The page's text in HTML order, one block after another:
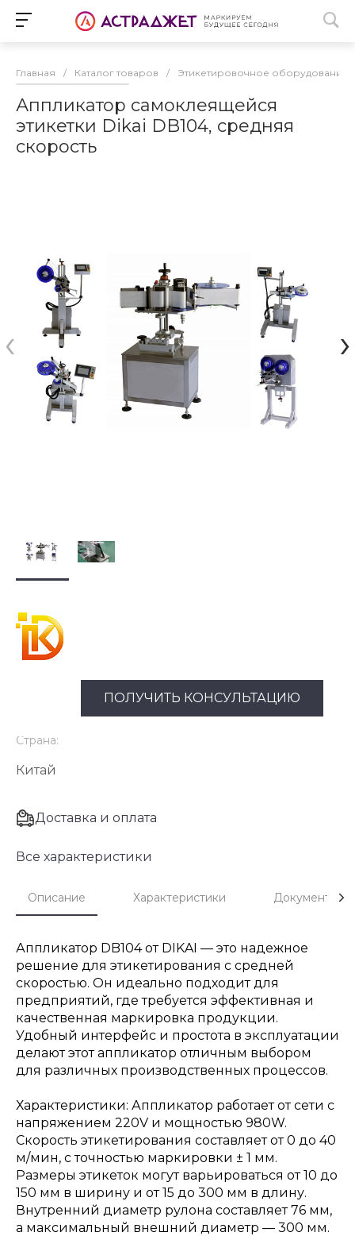
Главная / Каталог товаров / Этикетировочное оборудование
Аппликатор самоклеящейся
этикетки Dikai DB104, средняя
скорость
‹ ›
ПОЛУЧИТЬ КОНСУЛЬТАЦИЮ
Страна:
Китай
Доставка и оплата
Все характеристики
Описание Характеристики Документы
Аппликатор DB104 от DIKAI — это надежное
решение для этикетирования с средней
скоростью. Он идеально подходит для
предприятий, где требуется эффективная и
качественная маркировка продукции.
Удобный интерфейс и простота в эксплуатации
делают этот аппликатор отличным выбором
для различных производственных процессов.
Характеристики: Аппликатор работает от сети с
напряжением 220V и мощностью 980W.
Скорость этикетирования составляет от 0 до 40
м/мин, с точностью маркировки ± 1 мм.
Размеры этикеток могут варьироваться от 10 до
150 мм в ширину и от 15 до 300 мм в длину.
Внутренний диаметр рулона составляет 76 мм,
а максимальный внешний диаметр — 300 мм.